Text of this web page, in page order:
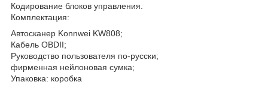
Кодирование блоков управления.
Комплектация:
Автосканер Konnwei KW808;
Кабель OBDII;
Руководство пользователя по-русски;
фирменная нейлоновая сумка;
Упаковка: коробка